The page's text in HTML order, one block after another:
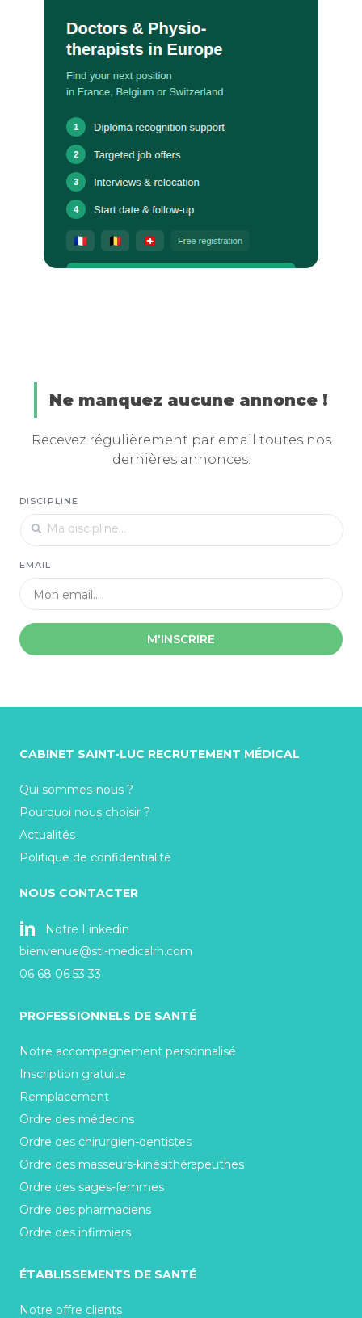
Ne manquez aucune annonce !
Recevez régulièrement par email toutes nos
dernières annonces.
DISCIPLINE
EMAIL
M'INSCRIRE
CABINET SAINT-LUC RECRUTEMENT MÉDICAL
Qui sommes-nous ?
Pourquoi nous choisir ?
Actualités
Politique de confidentialité
NOUS CONTACTER
Notre Linkedin
bienvenue@stl-medicalrh.com
06 68 06 53 33
PROFESSIONNELS DE SANTÉ
Notre accompagnement personnalisé
Inscription gratuite
Remplacement
Ordre des médecins
Ordre des chirurgien-dentistes
Ordre des masseurs-kinésithérapeuthes
Ordre des sages-femmes
Ordre des pharmaciens
Ordre des infirmiers
ÉTABLISSEMENTS DE SANTÉ
Notre offre clients